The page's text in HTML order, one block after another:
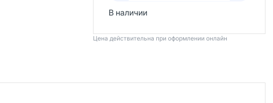
В наличии
Цена действительна при оформлении онлайн